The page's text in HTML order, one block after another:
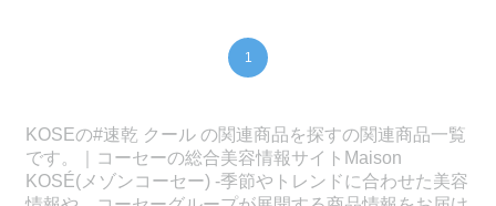
1
KOSEの#速乾 クール の関連商品を探すの関連商品一覧
です。｜コーセーの総合美容情報サイトMaison
KOSÉ(メゾンコーセー) -季節やトレンドに合わせた美容